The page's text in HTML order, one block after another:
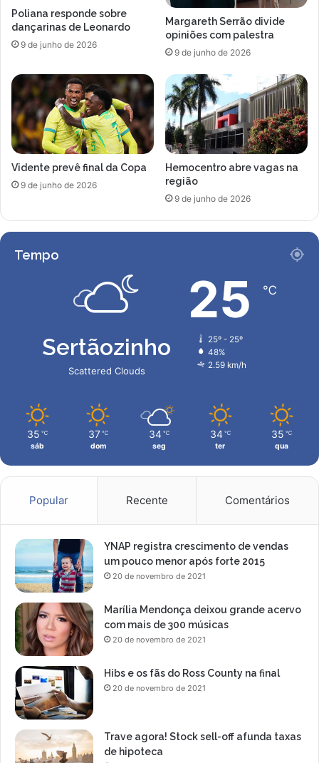
Poliana responde sobre
dançarinas de Leonardo
9 de junho de 2026
Margareth Serrão divide
opiniões com palestra
9 de junho de 2026
Vidente prevê final da Copa
9 de junho de 2026
Hemocentro abre vagas na
região
9 de junho de 2026
Tempo
Sertãozinho
Scattered Clouds
25 ℃
25º - 25º
48%
2.59 km/h
35 ℃
sáb
37 ℃
dom
34 ℃
seg
34 ℃
ter
35 ℃
qua
Popular Recente Comentários
YNAP registra crescimento de vendas
um pouco menor após forte 2015
20 de novembro de 2021
Marília Mendonça deixou grande acervo
com mais de 300 músicas
20 de novembro de 2021
Hibs e os fãs do Ross County na final
20 de novembro de 2021
Trave agora! Stock sell-off afunda taxas
de hipoteca